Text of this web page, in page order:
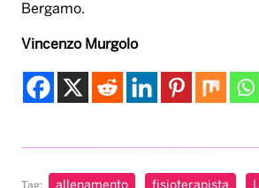
Bergamo.
Vincenzo Murgolo